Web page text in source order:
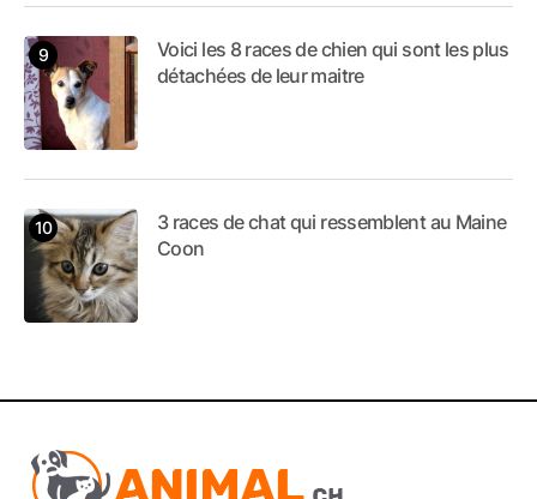
Voici les 8 races de chien qui sont les plus
détachées de leur maitre
3 races de chat qui ressemblent au Maine
Coon